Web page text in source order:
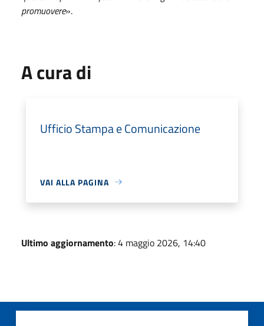
promuovere».
A cura di
Ufficio Stampa e Comunicazione
VAI ALLA PAGINA
Ultimo aggiornamento: 4 maggio 2026, 14:40